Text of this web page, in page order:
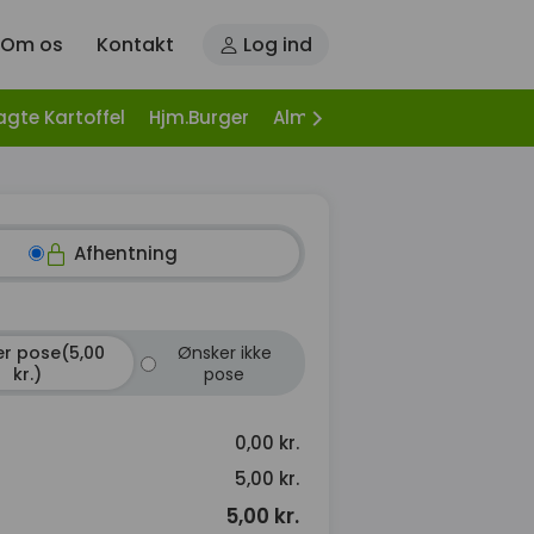
Om os Kontakt Log ind
Kartoffel Hjm.Burger Alm. Burger
Afhentning
pose(5,00
kr.)
Ønsker ikke
pose
0,00 kr.
5,00 kr.
5,00 kr.